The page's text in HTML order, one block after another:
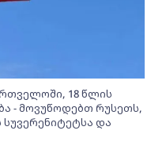
18 წლის
- მოვუწოდებთ რუსეთს,
სუვერენიტეტსა და